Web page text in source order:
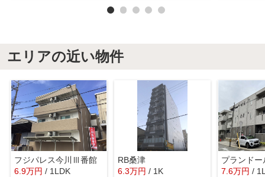
エリアの近い物件
フジパレス今川Ⅲ番館
6.9万円 / 1LDK
RB桑津
6.3万円 / 1K
プランド
7.6万円 /